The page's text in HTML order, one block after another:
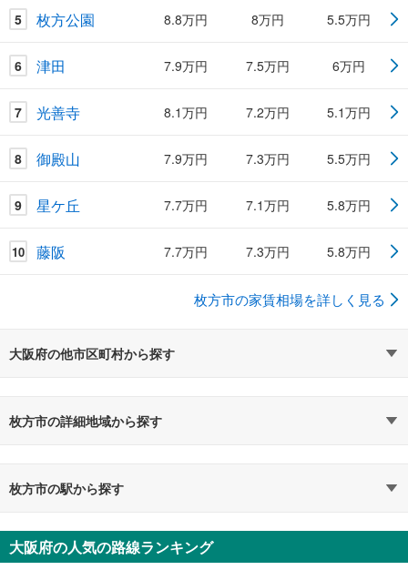
5 枚方公園 8.8万円 8万円 5.5万円
6 津田 7.9万円 7.5万円 6万円
7 光善寺 8.1万円 7.2万円 5.1万円
8 御殿山 7.9万円 7.3万円 5.5万円
9 星ケ丘 7.7万円 7.1万円 5.8万円
10 藤阪 7.7万円 7.3万円 5.8万円
枚方市の家賃相場を詳しく見る
大阪府の他市区町村から探す
枚方市の詳細地域から探す
枚方市の駅から探す
大阪府の人気の路線ランキング